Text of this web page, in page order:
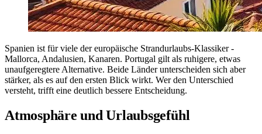
Spanien ist für viele der europäische Strandurlaubs-Klassiker -
Mallorca, Andalusien, Kanaren. Portugal gilt als ruhigere, etwas
unaufgeregtere Alternative. Beide Länder unterscheiden sich aber
stärker, als es auf den ersten Blick wirkt. Wer den Unterschied
versteht, trifft eine deutlich bessere Entscheidung.
Atmosphäre und Urlaubsgefühl